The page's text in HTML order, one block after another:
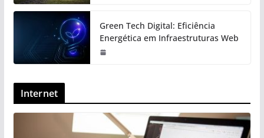
Green Tech Digital: Eficiência
Energética em Infraestruturas Web
Internet